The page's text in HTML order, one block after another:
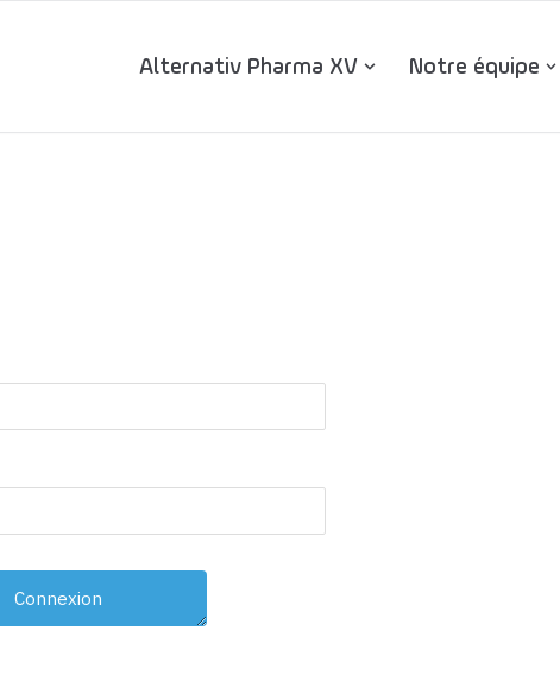
Alternativ Pharma XV Notre équipe